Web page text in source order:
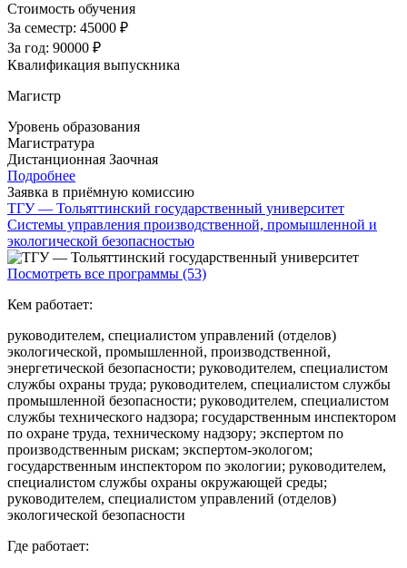
Стоимость обучения
За семестр: 45000 ₽
За год: 90000 ₽
Квалификация выпускника
Магистр
Уровень образования
Магистратура
Дистанционная Заочная
Подробнее
Заявка в приёмную комиссию
ТГУ — Тольяттинский государственный университет
Системы управления производственной, промышленной и
экологической безопасностью
Посмотреть все программы (53)
Кем работает:
руководителем, специалистом управлений (отделов)
экологической, промышленной, производственной,
энергетической безопасности; руководителем, специалистом
службы охраны труда; руководителем, специалистом службы
промышленной безопасности; руководителем, специалистом
службы технического надзора; государственным инспектором
по охране труда, техническому надзору; экспертом по
производственным рискам; экспертом-экологом;
государственным инспектором по экологии; руководителем,
специалистом службы охраны окружающей среды;
руководителем, специалистом управлений (отделов)
экологической безопасности
Где работает: